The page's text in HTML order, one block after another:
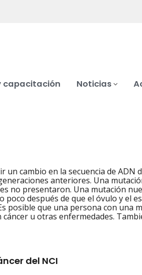
capacitación Noticias
un cambio en la secuencia de
anteriores. Una
no presentaron. Una mutación
poco después de que el óvulo y el
posible que una persona con una
u otras enfermedades.
del NCI